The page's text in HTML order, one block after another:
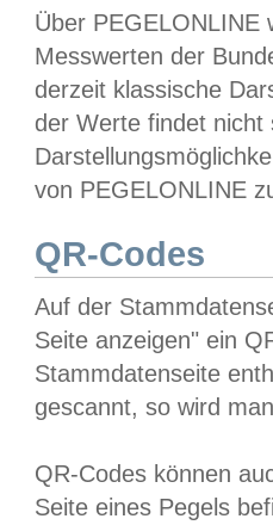
Über PEGELONLINE
Messwerten der
derzeit klassische
der Werte findet
von PEGELONLINE
QR-Codes
Auf der
Seite anzeigen" ein
Stammdatenseite
gescannt, so wird
QR-Codes können
Seite eines Pegels